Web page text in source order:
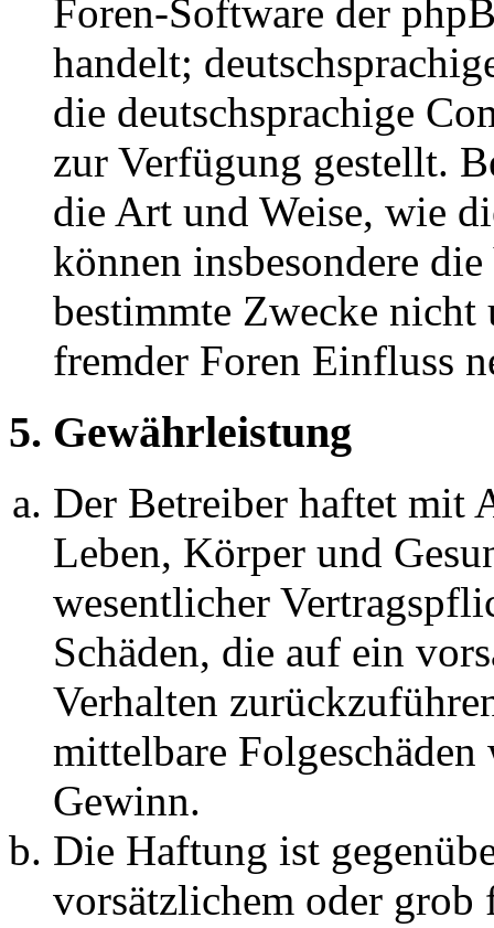
Foren-Software der
handelt;
die deutschsprachige
zur Verfügung gestellt.
die Art und Weise, wie
können insbesondere
bestimmte Zwecke nicht
fremder Foren Einfluss
5. Gewährleistung
Der Betreiber haftet mit
Leben, Körper und
wesentlicher
Schäden, die auf ein
Verhalten
mittelbare Folgeschäden
Gewinn.
Die Haftung ist
vorsätzlichem oder grob